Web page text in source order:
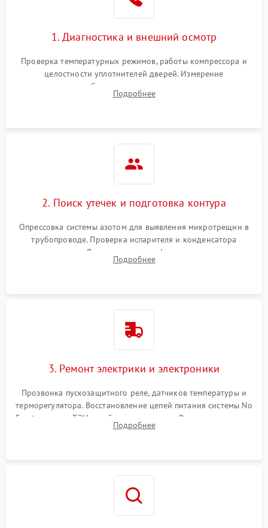
работе
2000 ₽ Подробнее →
1000 ₽
1800 ₽
1. Диагностика и внешний осмотр
Проверка температурных режимов, работы компрессора и
целостности уплотнителей дверей. Измерение
сопротивления обмоток мотора, проверка термостата и
считывание кодов ошибок с электронного дисплея.
Подробнее
2. Поиск утечек и подготовка контура
Опрессовка системы азотом для выявления микротрещин в
трубопроводе. Проверка испарителя и конденсатора
течеискателем. Демонтаж старого фильтра-осушителя и
продувка капиллярной трубки для устранения засоров.
Подробнее
3. Ремонт электрики и электроники
Прозвонка пускозащитного реле, датчиков температуры и
терморегулятора. Восстановление цепей питания системы No
Frost, включая ТЭН оттайки и вентилятор. Ремонт или замена
платы управления при сбоях алгоритмов.
Подробнее